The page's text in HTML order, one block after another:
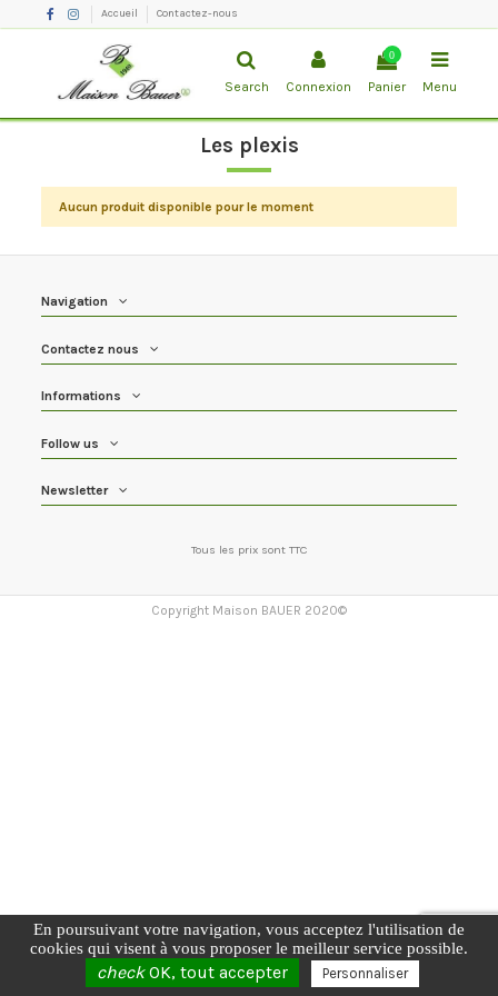
Accueil Contactez-nous
Search Connexion
0
Panier Menu
Les plexis
Aucun produit disponible pour le moment
Navigation
Contactez nous
Informations
Follow us
Newsletter
Tous les prix sont TTC
Copyright Maison BAUER 2020©
En poursuivant votre navigation, vous acceptez l'utilisation de
cookies qui visent à vous proposer le meilleur service possible.
checkOK, tout accepter Personnaliser